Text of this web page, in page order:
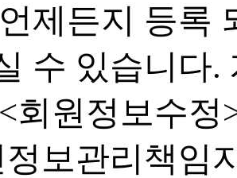
제든지 등록
수 있습니다.
<회원정보수정
보관리책임